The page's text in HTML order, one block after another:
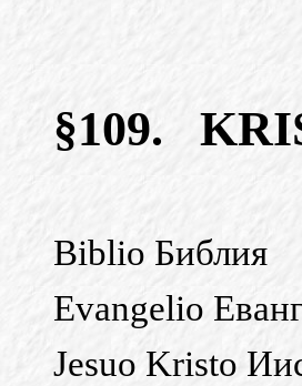
§109.
Biblio Библия
Evangelio
Jesuo Kristo